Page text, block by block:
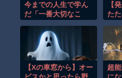
今までの人生で学ん
だ「一番大切なこ
【
た
か
【Xの車窓から】オー
超